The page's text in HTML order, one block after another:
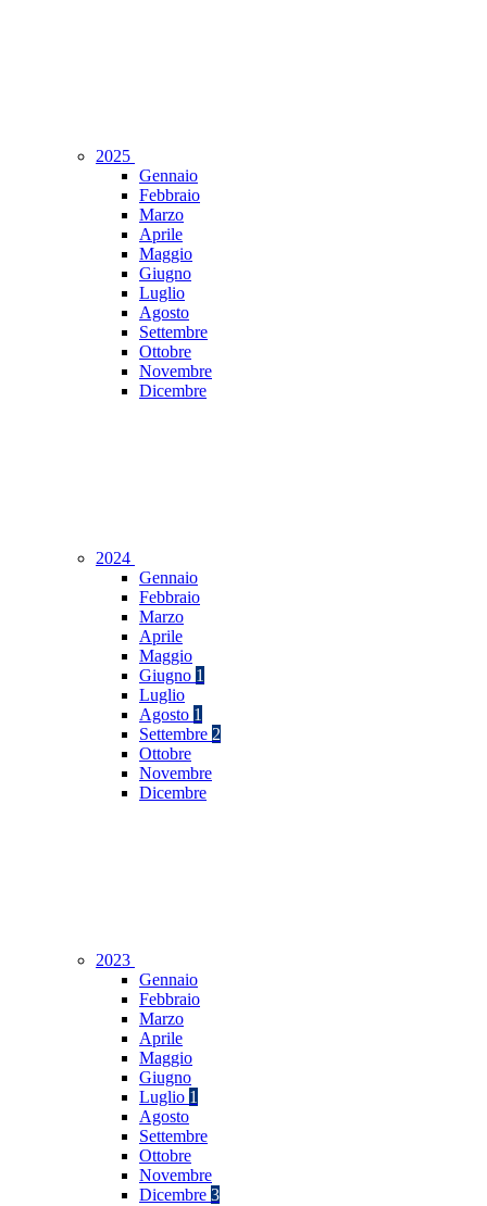
2025
Gennaio
Febbraio
Marzo
Aprile
Maggio
Giugno
Luglio
Agosto
Settembre
Ottobre
Novembre
Dicembre
2024
Gennaio
Febbraio
Marzo
Aprile
Maggio
Giugno 1
Luglio
Agosto 1
Settembre 2
Ottobre
Novembre
Dicembre
2023
Gennaio
Febbraio
Marzo
Aprile
Maggio
Giugno
Luglio 1
Agosto
Settembre
Ottobre
Novembre
Dicembre 3